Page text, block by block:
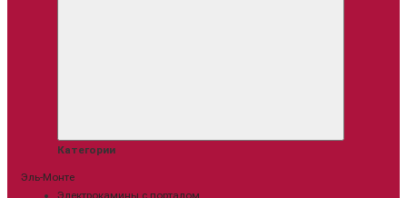
Категории
Эль-Монте
Электрокамины с порталом